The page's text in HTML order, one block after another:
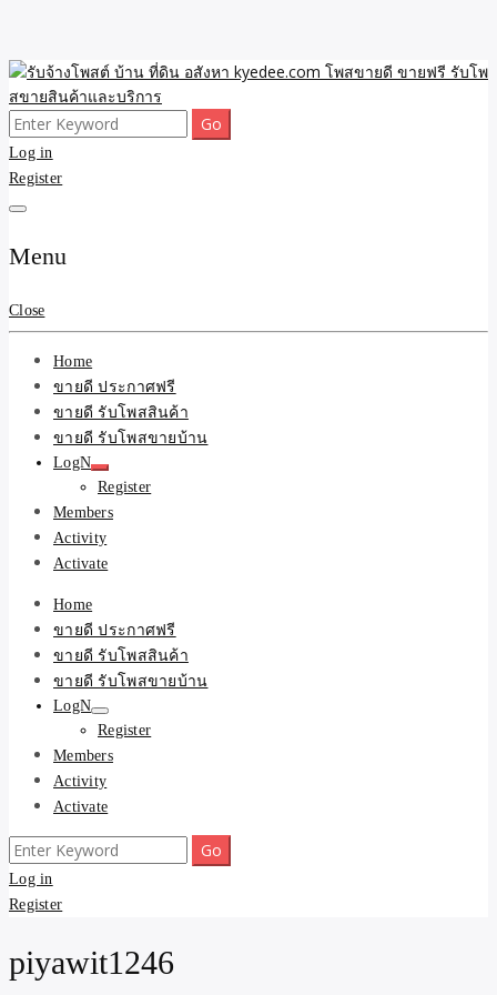
Skip
to
content
รับจ้างโพสต์ บ้าน ที่ดิน
อสังหา kyedee.com โพส
ขายดี ขายฟรี รับโพสขาย
สินค้าและบริการ
ขายดี โพสประกาศขายสินค้าฟรี บ้าน ที่ดิน อสังหา รับโพสต์ประกาศขาย
ของ รับรองผล ดีที่สุดถูกที่สุด ติดหน้าแรกกูเกืล
Search
for:
Log in
Register
Menu
Close
Home
ขายดี ประกาศฟรี
ขายดี รับโพสสินค้า
ขายดี รับโพสขายบ้าน
LogN
Register
Members
Activity
Activate
Home
ขายดี ประกาศฟรี
ขายดี รับโพสสินค้า
ขายดี รับโพสขายบ้าน
LogN
Register
Members
Activity
Activate
Search
for:
Log in
Register
piyawit1246